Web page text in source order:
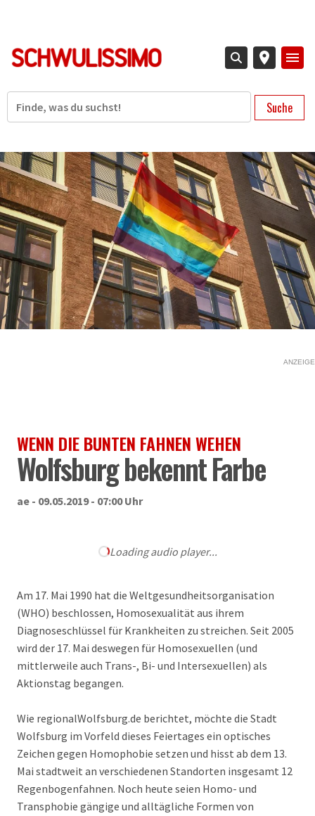
Suche
ANZEIGE
WENN DIE BUNTEN FAHNEN WEHEN
Wolfsburg bekennt Farbe
ae - 09.05.2019 - 07:00 Uhr
Loading audio player...
Am 17. Mai 1990 hat die Weltgesundheitsorganisation
(WHO) beschlossen, Homosexualität aus ihrem
Diagnoseschlüssel für Krankheiten zu streichen. Seit 2005
wird der 17. Mai deswegen für Homosexuellen (und
mittlerweile auch Trans-, Bi- und Intersexuellen) als
Aktionstag begangen.
Wie regionalWolfsburg.de berichtet, möchte die Stadt
Wolfsburg im Vorfeld dieses Feiertages ein optisches
Zeichen gegen Homophobie setzen und hisst ab dem 13.
Mai stadtweit an verschiedenen Standorten insgesamt 12
Regenbogenfahnen. Noch heute seien Homo- und
Transphobie gängige und alltägliche Formen von